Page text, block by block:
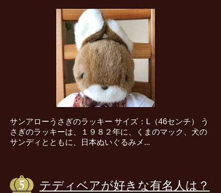
サンアローうさぎのラッキー サイズ：L（46センチ） う
さぎのラッキーは、１９８２年に、くまのマック、犬の
サンディとともに、日本ぬいぐるみメ...
テディベアが好きな有名人は？